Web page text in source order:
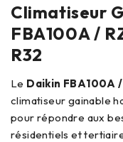
Climatiseur
FBA100A /
R32
Le Daikin FBA100A
climatiseur gainable
pour répondre aux
résidentiels et